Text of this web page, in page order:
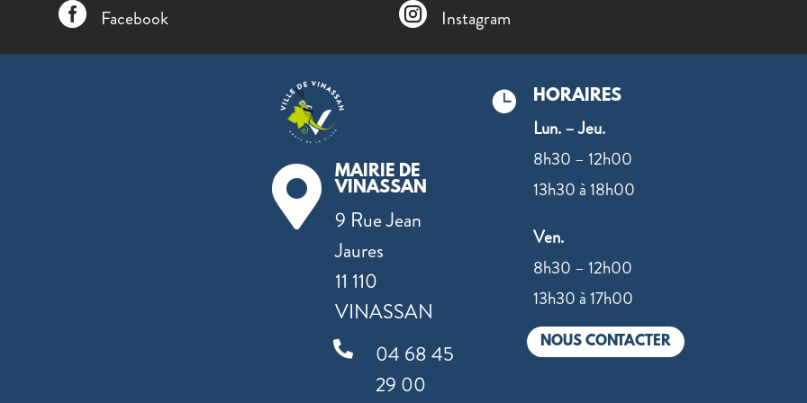
 Facebook  Instagram

MAIRIE DE
VINASSAN
9 Rue Jean
Jaures
11 110
VINASSAN

04 68 45
29 00
 HORAIRES
Lun. – Jeu.
8h30 – 12h00
13h30 à 18h00
Ven.
8h30 – 12h00
13h30 à 17h00
NOUS CONTACTER